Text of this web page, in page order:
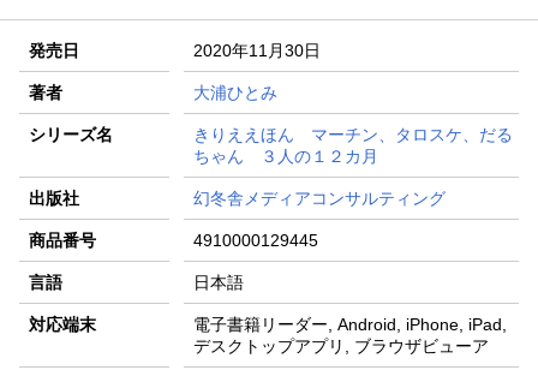
発売日 2020年11月30日
著者 大浦ひとみ
シリーズ名
きりええほん マーチン、タロスケ、だる
ちゃん ３人の１２カ月
出版社 幻冬舎メディアコンサルティング
商品番号 4910000129445
言語 日本語
対応端末
電子書籍リーダー, Android, iPhone, iPad,
デスクトップアプリ, ブラウザビューア